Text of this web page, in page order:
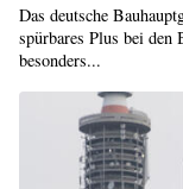
Das deutsche
spürbares Plus bei den
besonders...